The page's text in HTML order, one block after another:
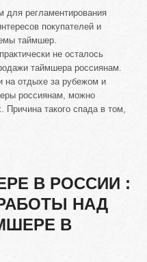
для регламентирования
покупателей и
таймшер.
не осталось
таймшера россиянам.
на отдыхе за рубежом и
россиянам, можно
Причина такого спада в том,
В РОССИИ :
НАД
В